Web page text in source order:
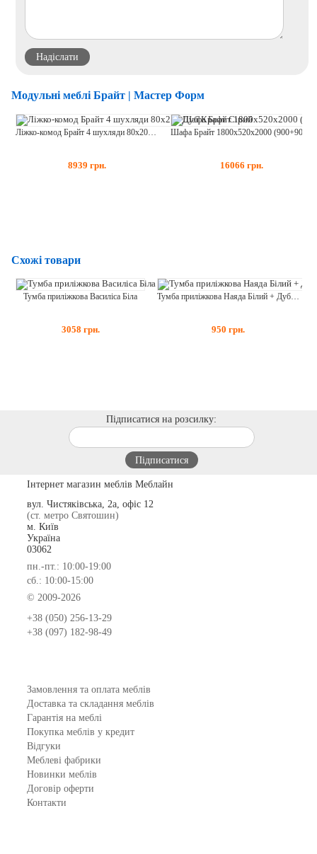
Модульні меблі Брайт | Мастер Форм
8939 грн. 16066 грн.
Схожі товари
Тумба приліжкова Василіса Біла
3058 грн.
Тумба приліжкова Наяда Білий + Дуб Сонома
950 грн.
Підписатися на розсилку:
Інтернет магазин меблів Меблайн
вул. Чистяківська, 2а, офіс 12
(ст. метро Святошин)
м. Київ
Україна
03062
пн.-пт.: 10:00-19:00
сб.: 10:00-15:00
© 2009-2026
+38 (050) 256-13-29
+38 (097) 182-98-49
Замовлення та оплата меблів
Доставка та складання меблів
Гарантія на меблі
Покупка меблів у кредит
Відгуки
Меблеві фабрики
Новинки меблів
Договір оферти
Контакти